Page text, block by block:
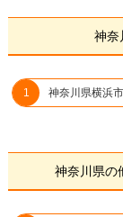
神奈
神奈川県横浜
神奈川県の